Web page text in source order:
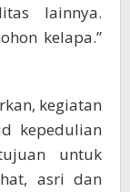
lainnya.
kelapa.”
kegiatan
kepedulian
untuk
asri dan